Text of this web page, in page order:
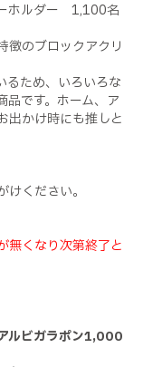
ホルダー 1,100名
徴のブロックアクリ
るため、いろいろな
品です。ホーム、ア
出かけ時にも推しと
ください。
無くなり次第終了と
ルビガラポン1,000